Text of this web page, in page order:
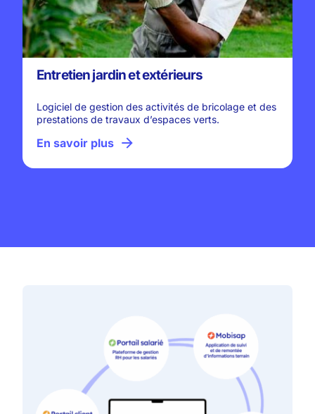
Entretien jardin et extérieurs
Logiciel de gestion des activités de bricolage et des
prestations de travaux d’espaces verts.
En savoir plus